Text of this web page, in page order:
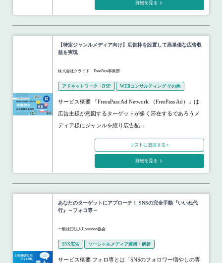
詳細を見る
【特定ジャンルメディア向け】広告枠を設置して高単価な広告収
益を実現
株式会社クライド FreePass事業部
アドネットワーク・DSP WEBコンサルティング その他
サービス概要 『FreeaPass Ad Network （FreePass Ad）』は
広告主様が意図するターゲットが多く滞在するであろうメ
ディア様にジャンルを絞り広告配...
リストに追加する +
詳細を見る
あなたのターゲットにアプローチ！ SNSの完全手動『いいね代
行』～フォロ専～
一般社団法人Honmono協会
SNS広告 ソーシャルメディア運用・解析
サービス概要 フォロ専とは「SNSのフォロワー増やしの専